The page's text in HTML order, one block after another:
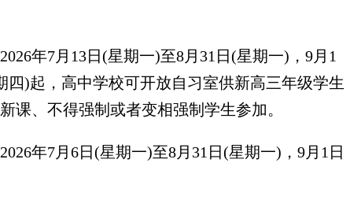
年7月13日(星期一)至8月31日(星期一)，9月1
四)起，高中学校可开放自习室供新高三年级学生
课、不得强制或者变相强制学生参加。
年7月6日(星期一)至8月31日(星期一)，9月1日